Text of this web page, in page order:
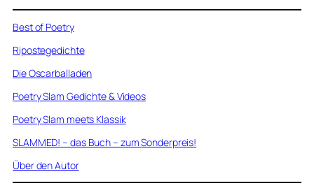
Best of Poetry
Ripostegedichte
Die Oscarballaden
Poetry Slam Gedichte & Videos
Poetry Slam meets Klassik
SLAMMED! – das Buch – zum Sonderpreis!
Über den Autor